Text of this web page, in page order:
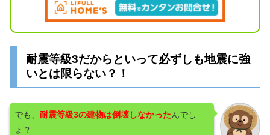
耐震等級3だからといって必ずしも地震に強
いとは限らない？！
でも、 耐震等級3の建物は倒壊しなかったんでし
ょ？